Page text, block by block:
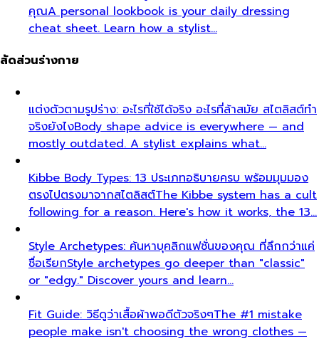
สร้างคอนเทนต์คุณภาพ สร้างคอมมูนิตี้ที่แข็งแกร่ง
บทความและไกด์
Business Casual ในกรุงเทพฯ: คู่มือสำหรับองค์กรที่ต้อง
กำหนด Dress CodeThe definitive business casual
dress code guide for Bangkok corporate teams…
ยกระดับภาพลักษณ์มืออาชีพให้ 55 ผู้เชี่ยวชาญด้านการเงิน
ในกรุงเทพฯHow All That's Stylist elevated executive
presence for 55 finance professionals…
สร้าง Visual Identity ให้ศิลปิน Universal Music
ThailandHow All That's Stylist partnered with